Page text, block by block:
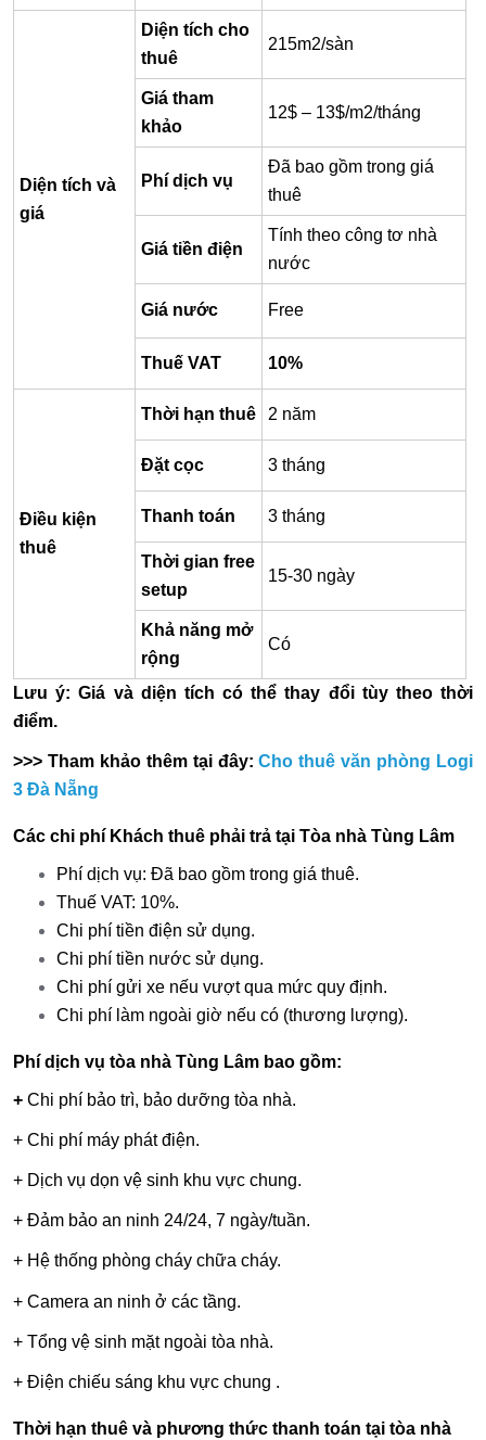
Diện tích và
giá
Diện tích cho
thuê
215m2/sàn
Giá tham
khảo
12$ – 13$/m2/tháng
Phí dịch vụ
Đã bao gồm trong giá
thuê
Giá tiền điện
Tính theo công tơ nhà
nước
Giá nước Free
Thuế VAT 10%
Điều kiện
thuê
Thời hạn thuê 2 năm
Đặt cọc 3 tháng
Thanh toán 3 tháng
Thời gian free
setup
15-30 ngày
Khả năng mở
rộng
Có
Lưu ý: Giá và diện tích có thể thay đổi tùy theo thời
điểm.
>>> Tham khảo thêm tại đây:Cho thuê văn phòng Logi
3 Đà Nẵng
Các chi phí Khách thuê phải trả tại Tòa nhà Tùng Lâm
Phí dịch vụ: Đã bao gồm trong giá thuê.
Thuế VAT: 10%.
Chi phí tiền điện sử dụng.
Chi phí tiền nước sử dụng.
Chi phí gửi xe nếu vượt qua mức quy định.
Chi phí làm ngoài giờ nếu có (thương lượng).
Phí dịch vụ tòa nhà Tùng Lâm bao gồm:
+ Chi phí bảo trì, bảo dưỡng tòa nhà.
+ Chi phí máy phát điện.
+ Dịch vụ dọn vệ sinh khu vực chung.
+ Đảm bảo an ninh 24/24, 7 ngày/tuần.
+ Hệ thống phòng cháy chữa cháy.
+ Camera an ninh ở các tầng.
+ Tổng vệ sinh mặt ngoài tòa nhà.
+ Điện chiếu sáng khu vực chung .
Thời hạn thuê và phương thức thanh toán tại tòa nhà